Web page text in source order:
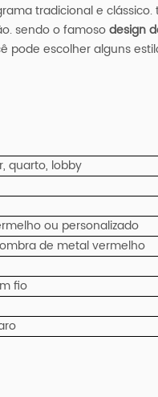
tradicional e clássico.
sendo o famosodesign
pode escolher alguns
quarto, lobby
ou personalizado
de metal vermelho
fio